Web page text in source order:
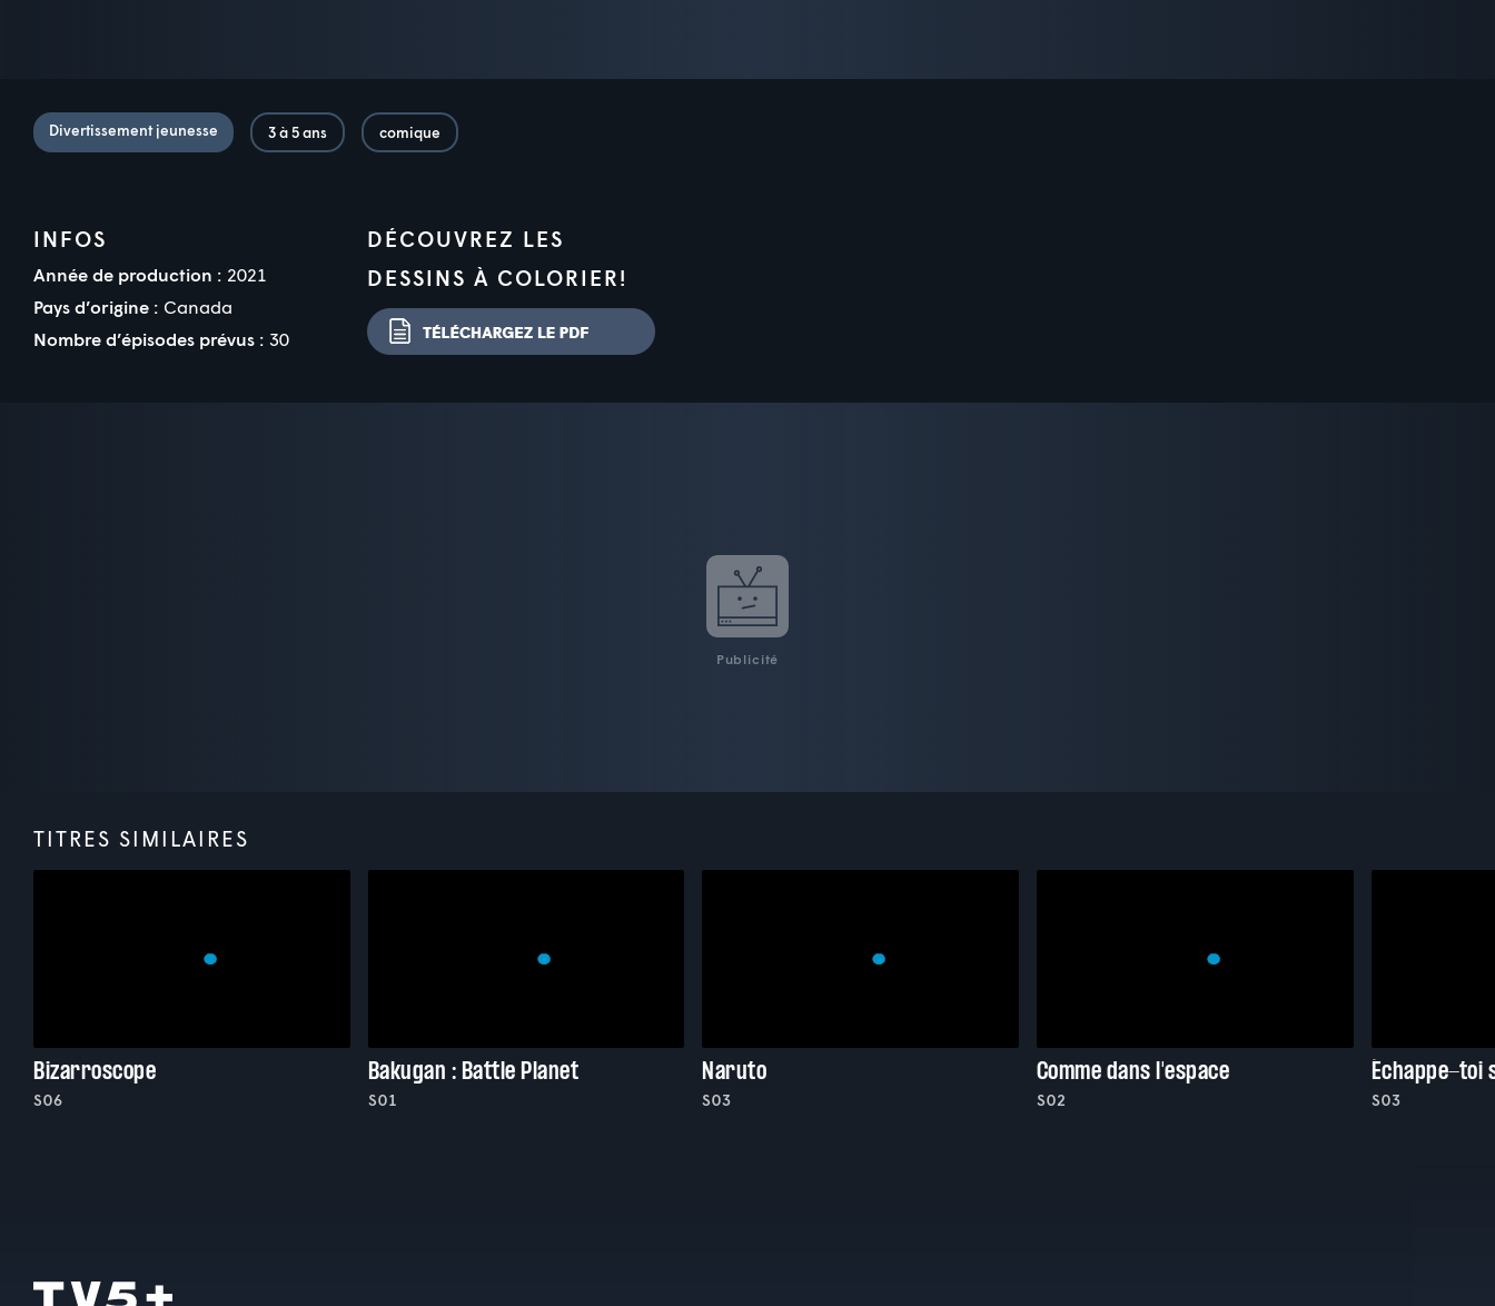
Divertissement jeunesse 3 à 5 ans comique
INFOS
Année de production : 2021
Pays d’origine : Canada
Nombre d’épisodes prévus : 30
DÉCOUVREZ LES
DESSINS À COLORIER!
Publicité
TITRES SIMILAIRES
Bizarroscope
S06
Bakugan : Battle Planet
S01
Naruto
S03
Comme dans l'espace
S02
Échappe-toi
S03